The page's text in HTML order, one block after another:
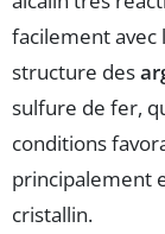
facilement avec
structure des
sulfure de fer,
conditions
principalement
cristallin.